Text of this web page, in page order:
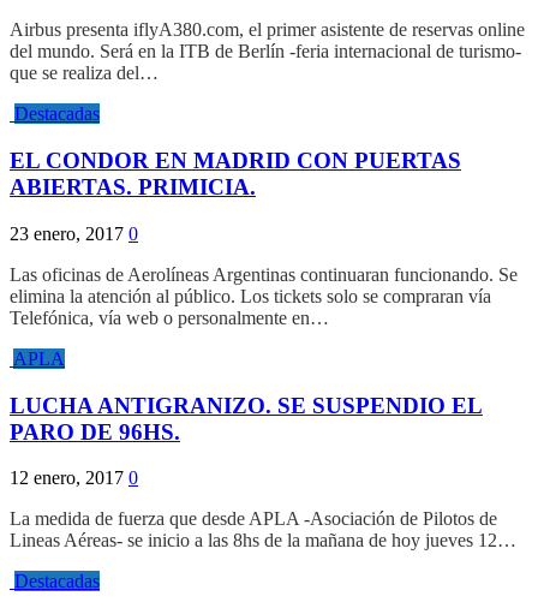
Airbus presenta iflyA380.com, el primer asistente de reservas online
del mundo. Será en la ITB de Berlín -feria internacional de turismo-
que se realiza del…
Destacadas
EL CONDOR EN MADRID CON PUERTAS
ABIERTAS. PRIMICIA.
23 enero, 2017 0
Las oficinas de Aerolíneas Argentinas continuaran funcionando. Se
elimina la atención al público. Los tickets solo se compraran vía
Telefónica, vía web o personalmente en…
APLA
LUCHA ANTIGRANIZO. SE SUSPENDIO EL
PARO DE 96HS.
12 enero, 2017 0
La medida de fuerza que desde APLA -Asociación de Pilotos de
Lineas Aéreas- se inicio a las 8hs de la mañana de hoy jueves 12…
Destacadas